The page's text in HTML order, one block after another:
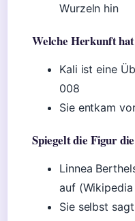
Wurzeln hin
Welche Herkunft
Kali ist eine
008
Sie entkam
Spiegelt die Figur
Linnea
auf
Sie selbst